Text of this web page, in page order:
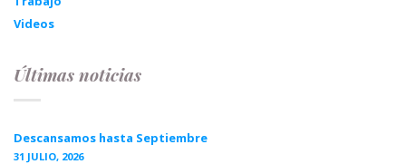
Videos
Últimas noticias
Descansamos hasta Septiembre
31 JULIO, 2026